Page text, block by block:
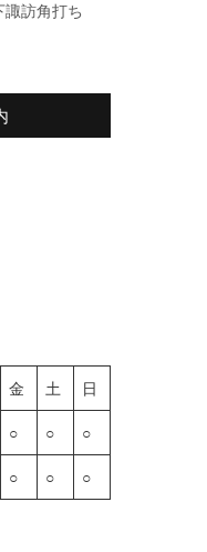
訪角打ち
金 土 日
○ ○ ○
○ ○ ○